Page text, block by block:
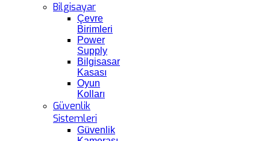
Bilgisayar
Çevre
Birimleri
Power
Supply
Bilgisasar
Kasası
Oyun
Kolları
Güvenlik
Sistemleri
Güvenlik